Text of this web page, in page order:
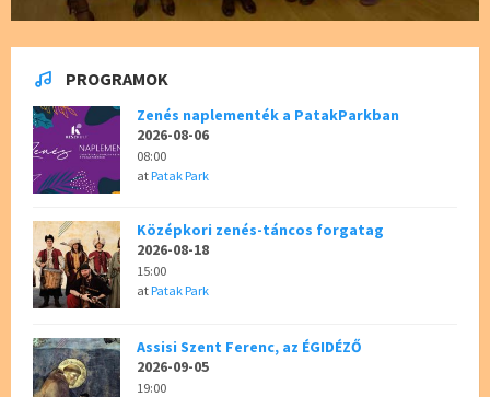
PROGRAMOK
Zenés naplementék a PatakParkban
2026-08-06
08:00
atPatak Park
Középkori zenés-táncos forgatag
2026-08-18
15:00
atPatak Park
Assisi Szent Ferenc, az ÉGIDÉZŐ
2026-09-05
19:00